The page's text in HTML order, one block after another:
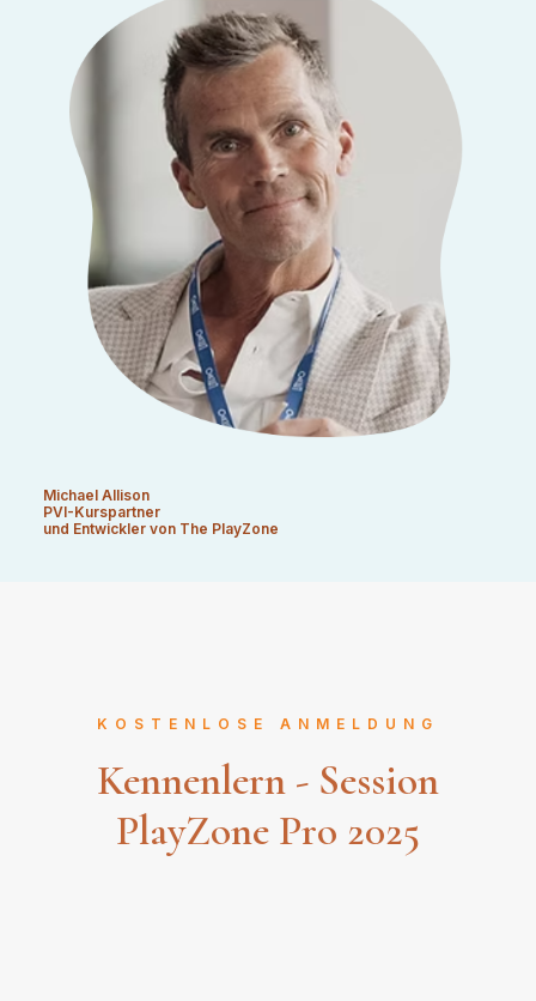
Michael Allison
PVI-Kurspartner
und Entwickler von The PlayZone
KOSTENLOSE ANMELDUNG
Kennenlern - Session
PlayZone Pro 2025